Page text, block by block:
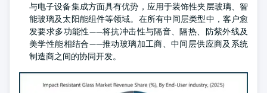
与电子设备集成方面具有优势，应用于装饰性夹层玻璃、智
能玻璃及太阳能组件等领域。在所有中间层类型中，客户愈
发要求多功能性——将抗冲击性与隔音、隔热、防紫外线及
美学性能相结合——推动玻璃加工商、中间层供应商及系统
制造商之间的协同开发。